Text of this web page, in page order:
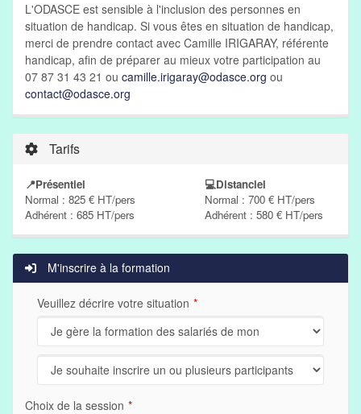
L'ODASCE est sensible à l'inclusion des personnes en
situation de handicap. Si vous êtes en situation de handicap,
merci de prendre contact avec Camille IRIGARAY, référente
handicap, afin de préparer au mieux votre participation au
07 87 31 43 21 ou camille.irigaray@odasce.org ou
contact@odasce.org
Tarifs
📍Présentiel
💻Distanciel
Normal : 825 € HT/pers
Normal : 700 € HT/pers
Adhérent : 685 HT/pers
Adhérent : 580 € HT/pers
M'inscrire à la formation
Veuillez décrire votre situation
Choix de la session